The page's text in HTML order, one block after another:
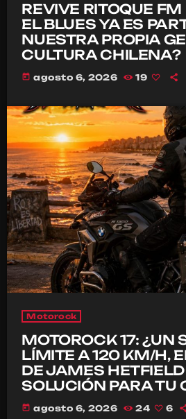
REVIVE RITOQUE FM
EL BLUES YA ES
NUESTRA PROPIA
CULTURA CHILENA?
today agosto 6, 2026 19
Motorock
MOTOROCK 17: ¿UN
LÍMITE A 120 KM/H,
DE JAMES
SOLUCIÓN PARA TU
today agosto 6, 2026 24 6